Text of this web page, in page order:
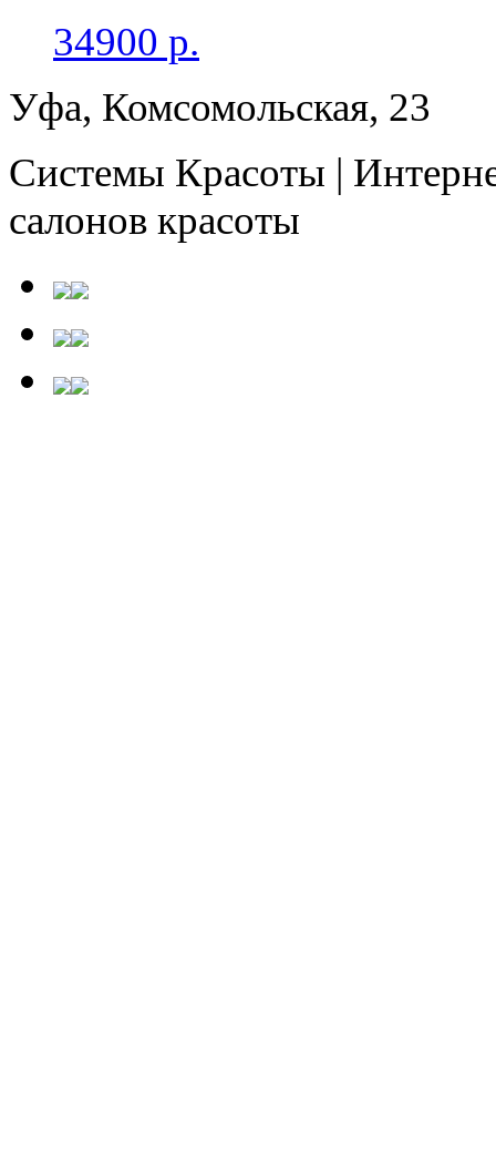
34900 р.
Уфа, Комсомольская, 23
Системы Красоты |
салонов красоты